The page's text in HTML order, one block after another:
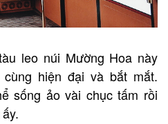
leo núi Mường Hoa này
hiện đại và bắt mắt.
sống ảo vài chục tấm rồi